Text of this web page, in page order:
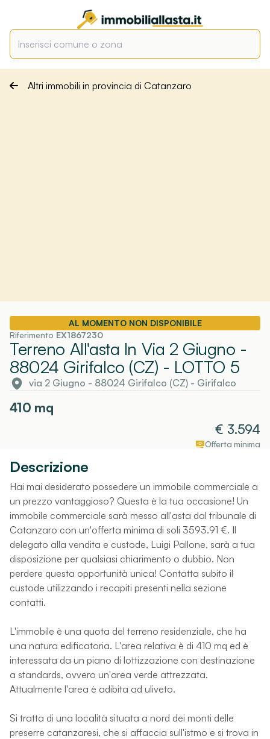
Altri immobili in provincia di Catanzaro
AL MOMENTO NON DISPONIBILE
Riferimento EX1867230
Terreno All'asta In Via 2 Giugno -
88024 Girifalco (CZ) - LOTTO 5
via 2 Giugno - 88024 Girifalco (CZ) - Girifalco
410 mq
€ 3.594
Offerta minima
Descrizione
Hai mai desiderato possedere un immobile commerciale a
un prezzo vantaggioso? Questa è la tua occasione! Un
immobile commerciale sarà messo all'asta dal tribunale di
Catanzaro con un'offerta minima di soli 3593.91 €. Il
delegato alla vendita e custode, Luigi Pallone, sarà a tua
disposizione per qualsiasi chiarimento o dubbio. Non
perdere questa opportunità unica! Contatta subito il
custode utilizzando i recapiti presenti nella sezione
contatti.
L'immobile è una quota del terreno residenziale, che ha
una natura edificatoria. L'area relativa è di 410 mq ed è
interessata da un piano di lottizzazione con destinazione
a standards, ovvero un'area verde attrezzata.
Attualmente l'area è adibita ad uliveto.
Si tratta di una località situata a nord dei monti delle
preserre catanzaresi, che si affaccia sull'istmo e si trova in